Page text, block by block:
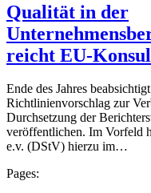
Qualität in der
reicht EU-
Ende des Jahres
Richtlinienvorschlag zur
Durchsetzung der
veröffentlichen. Im Vorfeld
e.v. (DStV) hierzu im…
Pages: